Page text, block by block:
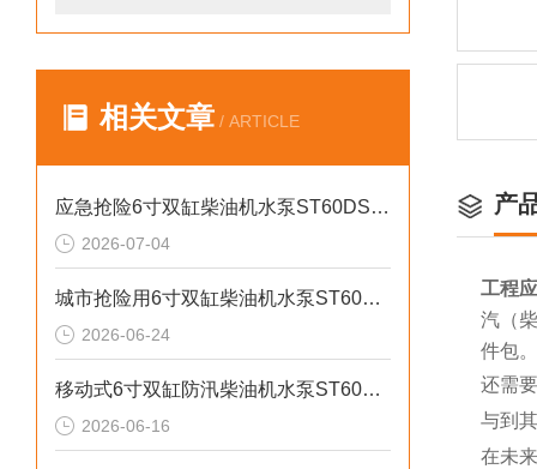
相关文章 / ARTICLE
应急抢险6寸双缸柴油机水泵ST60DS产品介绍
2026-07-04
城市抢险用6寸双缸柴油机水泵ST60DS产品介绍
2026-06-24
移动式6寸双缸防汛柴油机水泵ST60SD产品介绍
2026-06-16
产
工程
汽（
件包。
还需
与到
在未